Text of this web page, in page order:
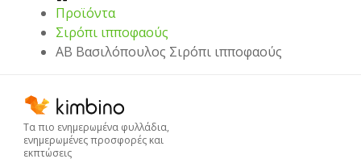
Προϊόντα
Σιρόπι ιπποφαούς
ΑΒ Βασιλόπουλος Σιρόπι ιπποφαούς
Τα πιο ενημερωμένα φυλλάδια,
ενημερωμένες προσφορές και
εκπτώσεις